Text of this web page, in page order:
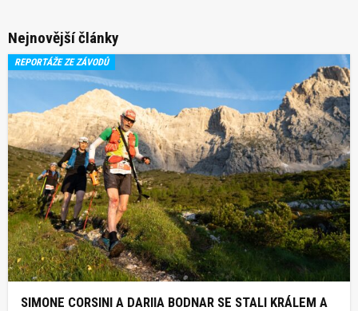
Nejnovější články
REPORTÁŽE ZE ZÁVODŮ
SIMONE CORSINI A DARIIA BODNAR SE STALI KRÁLEM A